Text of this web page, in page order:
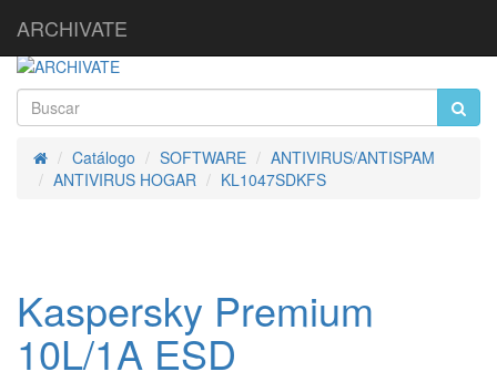
ARCHIVATE
InicioCatálogo SOFTWARE
ANTIVIRUS/ANTISPAM
ANTIVIRUS HOGAR
KL1047SDKFS
Kaspersky Premium
10L/1A ESD